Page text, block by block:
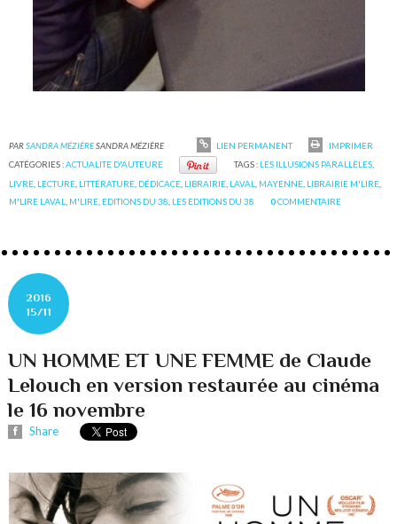
PARSANDRA MÉZIÈRESANDRA MÉZIÈRE LIEN PERMANENT
IMPRIMER
CATÉGORIES :ACTUALITE D'AUTEURE TAGS : LES ILLUSIONS PARALLÈLES,
LIVRE LECTURE LITTÉRATURE DÉDICACE LIBRAIRIE LAVAL MAYENNE LIBRAIRIE M'LIRE
M'LIRE LAVAL
M'LIRE EDITIONS DU 38 LES EDITIONS DU 38 0COMMENTAIRE
2016
15/11
UN HOMME ET UNE FEMME de Claude
Lelouch en version restaurée au cinéma
le 16 novembre
Share